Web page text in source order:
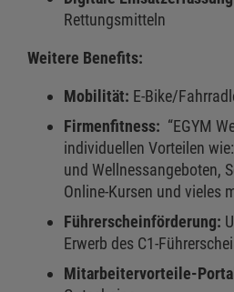
Rettungsmitteln
Weitere Benefits:
Mobilität: E-Bike/
Firmenfitness: “EGYM
individuellen Vorteilen
und Wellnessangeboten,
Online-Kursen und vieles
Führerscheinförderung:
Erwerb des C1-
Mitarbeitervorteile-